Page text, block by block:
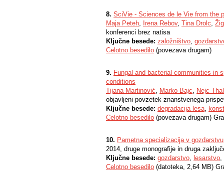
8. SciVie - Sciences de le Vie from the
Maja Peteh, Irena Rebov, Tina Drolc,
konferenci brez natisa
Ključne besede: založništvo,
Celotno besedilo (povezava drugam)
9. Fungal and bacterial communities in
conditions
Tijana Martinović, Marko Bajc, Nejc
objavljeni povzetek znanstvenega
Ključne besede: degradacija lesa,
Celotno besedilo (povezava drugam)
10. Pametna specializacija v
2014, druge monografije in druga
Ključne besede: gozdarstvo, lesarstvo,
Celotno besedilo (datoteka, 2,64 MB)